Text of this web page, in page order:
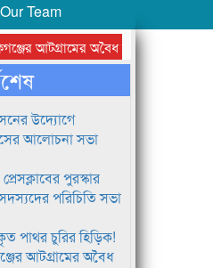
Our Team
আটগ্রামের অবৈধ ক্রাশার জোন চক্র
উদ্যোগে
আলোচনা সভা
পুরস্কার
পরিচিতি সভা
পাথর চুরির হিড়িক!
আটগ্রামের অবৈধ